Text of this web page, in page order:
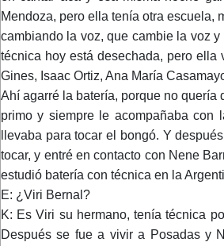
Mendoza, pero ella tenía otra escuela,
cambiando la voz, que cambie la voz
técnica hoy está desechada, pero ella
Gines, Isaac Ortiz, Ana María
Ahí agarré la batería, porque no quería
primo y siempre le acompañaba con
llevaba para tocar el bongó. Y
tocar, y entré en contacto con Nene
estudió batería con técnica en la
E: ¿Viri Bernal?
K: Es Viri su hermano, tenía técnica
Después se fue a vivir a Posadas y